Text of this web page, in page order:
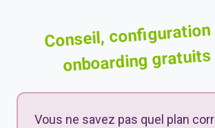
Conseil,
onboarding gratuits
Vous ne savez pas quel plan